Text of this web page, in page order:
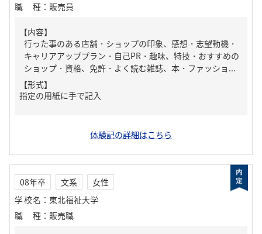
職種 ： 販売員
【内容】
行った事のある店舗・ショップの印象、感想・志望動機・
キャリアアッププラン・自己PR・趣味、特技・おすすめの
ショップ・資格、免許・よく読む雑誌、本・ファッショ...
【形式】
指定の用紙に手で記入
体験記の詳細はこちら
08年卒 文系
女性
学校名 ： 東北福祉大学
職種 ： 販売職